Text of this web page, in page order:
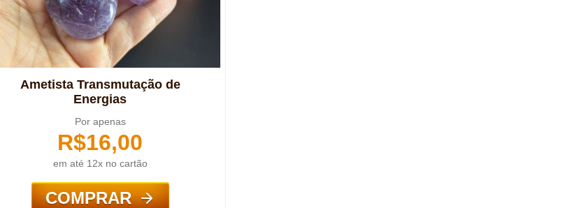
Ametista Transmutação de
Energias
Por apenas
R$16,00
em até 12x no cartão
COMPRAR